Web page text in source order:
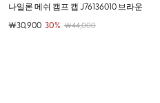
나일론 메쉬 캠프 캡 J76136010 브라운
￦30,900 30% ￦44,000